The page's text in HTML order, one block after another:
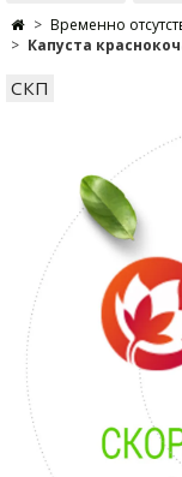
Временно
Капуста
СКП